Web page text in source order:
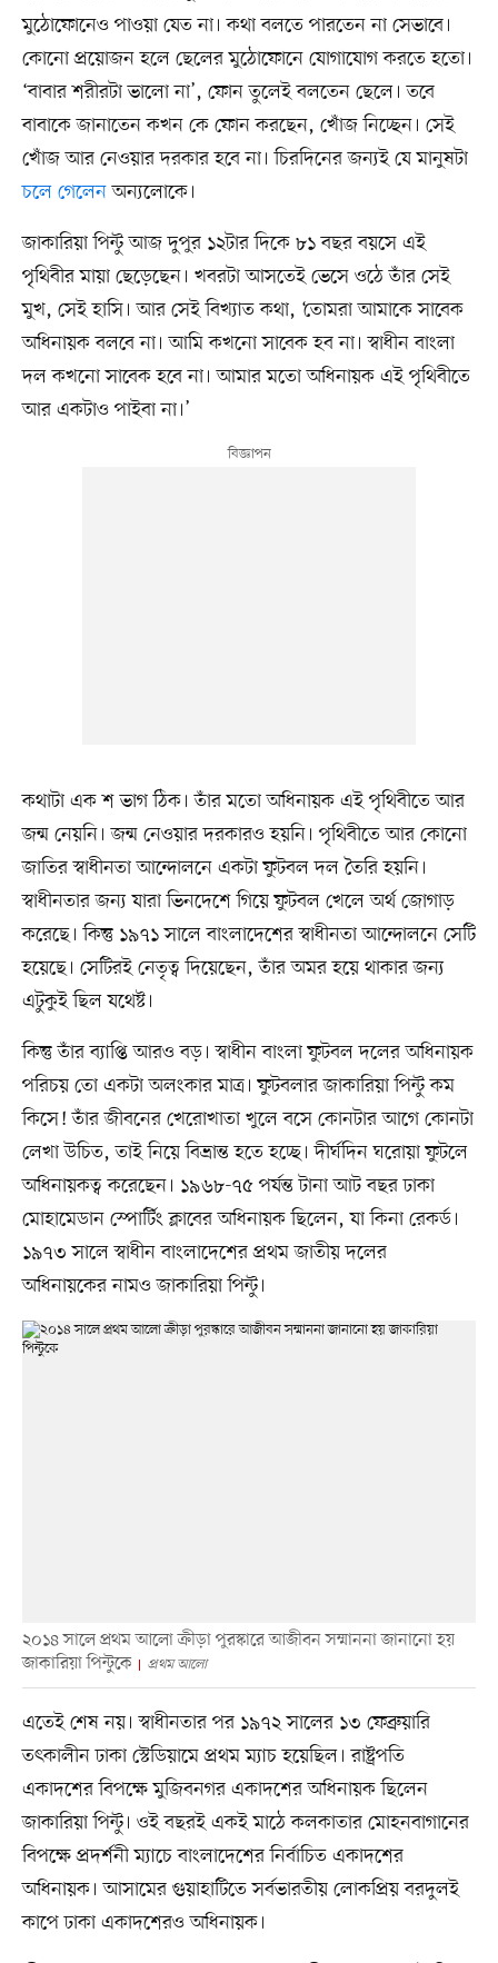
মুঠোফোনেও পাওয়া যেত না। কথা বলতে পারতেন না সেভাবে।
কোনো প্রয়োজন হলে ছেলের মুঠোফোনে যোগাযোগ করতে হতো।
‘বাবার শরীরটা ভালো না’, ফোন তুলেই বলতেন ছেলে। তবে
বাবাকে জানাতেন কখন কে ফোন করছেন, খোঁজ নিচ্ছেন। সেই
খোঁজ আর নেওয়ার দরকার হবে না। চিরদিনের জন্যই যে মানুষটা
চলে গেলেনঅন্যলোকে।
জাকারিয়া পিন্টু আজ দুপুর ১২টার দিকে ৮১ বছর বয়সে এই
পৃথিবীর মায়া ছেড়েছেন। খবরটা আসতেই ভেসে ওঠে তাঁর সেই
মুখ, সেই হাসি। আর সেই বিখ্যাত কথা, ‘তোমরা আমাকে সাবেক
অধিনায়ক বলবে না। আমি কখনো সাবেক হব না। স্বাধীন বাংলা
দল কখনো সাবেক হবে না। আমার মতো অধিনায়ক এই পৃথিবীতে
আর একটাও পাইবা না।’
কথাটা এক শ ভাগ ঠিক। তাঁর মতো অধিনায়ক এই পৃথিবীতে আর
জন্ম নেয়নি। জন্ম নেওয়ার দরকারও হয়নি। পৃথিবীতে আর কোনো
জাতির স্বাধীনতা আন্দোলনে একটা ফুটবল দল তৈরি হয়নি।
স্বাধীনতার জন্য যারা ভিনদেশে গিয়ে ফুটবল খেলে অর্থ জোগাড়
করেছে। কিন্তু ১৯৭১ সালে বাংলাদেশের স্বাধীনতা আন্দোলনে সেটি
হয়েছে। সেটিরই নেতৃত্ব দিয়েছেন, তাঁর অমর হয়ে থাকার জন্য
এটুকুই ছিল যথেষ্ট।
কিন্তু তাঁর ব্যাপ্তি আরও বড়। স্বাধীন বাংলা ফুটবল দলের অধিনায়ক
পরিচয় তো একটা অলংকার মাত্র। ফুটবলার জাকারিয়া পিন্টু কম
কিসে! তাঁর জীবনের খেরোখাতা খুলে বসে কোনটার আগে কোনটা
লেখা উচিত, তাই নিয়ে বিভ্রান্ত হতে হচ্ছে। দীর্ঘদিন ঘরোয়া ফুটলে
অধিনায়কত্ব করেছেন। ১৯৬৮-৭৫ পর্যন্ত টানা আট বছর ঢাকা
মোহামেডান স্পোর্টিং ক্লাবের অধিনায়ক ছিলেন, যা কিনা রেকর্ড।
১৯৭৩ সালে স্বাধীন বাংলাদেশের প্রথম জাতীয় দলের
অধিনায়কের নামও জাকারিয়া পিন্টু।
২০১৪ সালে প্রথম আলো ক্রীড়া পুরস্কারে আজীবন সম্মাননা জানানো হয়
জাকারিয়া পিন্টুকে
প্রথম আলো
এতেই শেষ নয়। স্বাধীনতার পর ১৯৭২ সালের ১৩ ফেব্রুয়ারি
তৎকালীন ঢাকা স্টেডিয়ামে প্রথম ম্যাচ হয়েছিল। রাষ্ট্রপতি
একাদশের বিপক্ষে মুজিবনগর একাদশের অধিনায়ক ছিলেন
জাকারিয়া পিন্টু। ওই বছরই একই মাঠে কলকাতার মোহনবাগানের
বিপক্ষে প্রদর্শনী ম্যাচে বাংলাদেশের নির্বাচিত একাদশের
অধিনায়ক। আসামের গুয়াহাটিতে সর্বভারতীয় লোকপ্রিয় বরদুলই
কাপে ঢাকা একাদশেরও অধিনায়ক।